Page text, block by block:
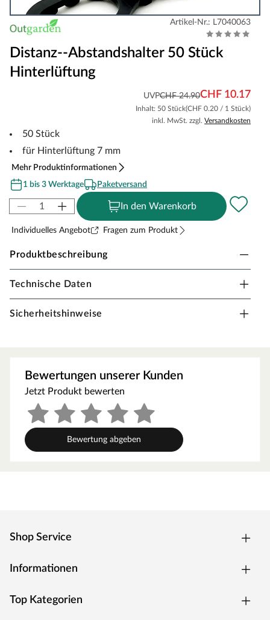
Artikel-Nr.: L7040063
Distanz--Abstandshalter 50 Stück
Hinterlüftung
UVPCHF 24.90CHF 10.17
Inhalt: 50 Stück(CHF 0.20 / 1 Stück)
inkl. MwSt. zzgl. Versandkosten
50 Stück
für Hinterlüftung 7 mm
Mehr Produktinformationen
1 bis 3 Werktage
Paketversand
In den Warenkorb
Individuelles Angebot Fragen zum Produkt
Produktbeschreibung
Distanz-/Abstandshalter 50 Stück Hinterlüftung,
Länge 7 mm
entstehen kann.
Technische Daten
Sicherheitshinweise
Bewertungen unserer Kunden
Jetzt Produkt bewerten
Bewertung abgeben
Shop Service
Informationen
Top Kategorien